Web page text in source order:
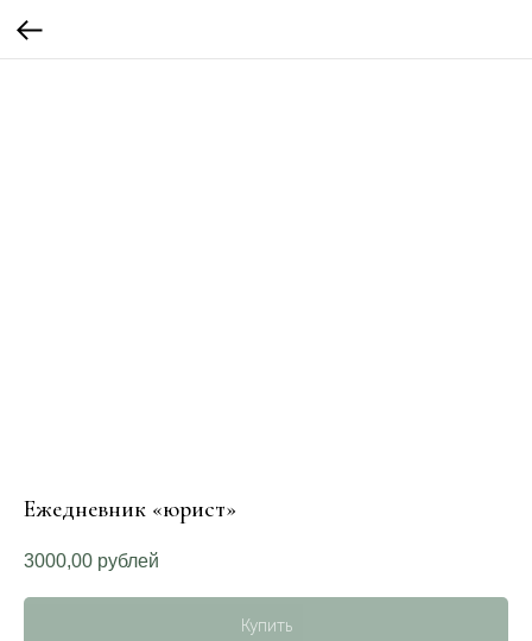
Ежедневник «юрист»
3000,00 рублей
Купить